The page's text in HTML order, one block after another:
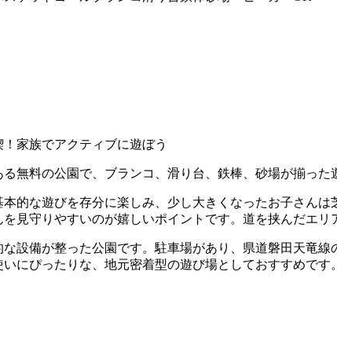
家族でアクティブに遊ぼう
無料の公園で、ブランコ、滑り台、鉄棒、砂場が揃っ
的な遊びを存分に楽しみ、少し大きくなったお子さん
見守りやすいのが嬉しいポイントです。道を挟んだエ
な設備が整った公園です。駐車場があり、県道磐田天竜
にぴったりな、地元密着型の遊び場としておすすめです。